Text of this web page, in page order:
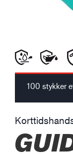
100 stykker